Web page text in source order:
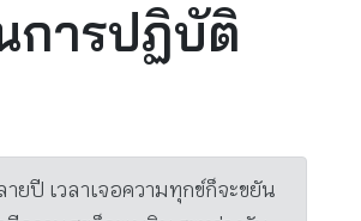
การปฏิบัติ
ยปี เวลาเจอความทุกข์ก็จะขยัน